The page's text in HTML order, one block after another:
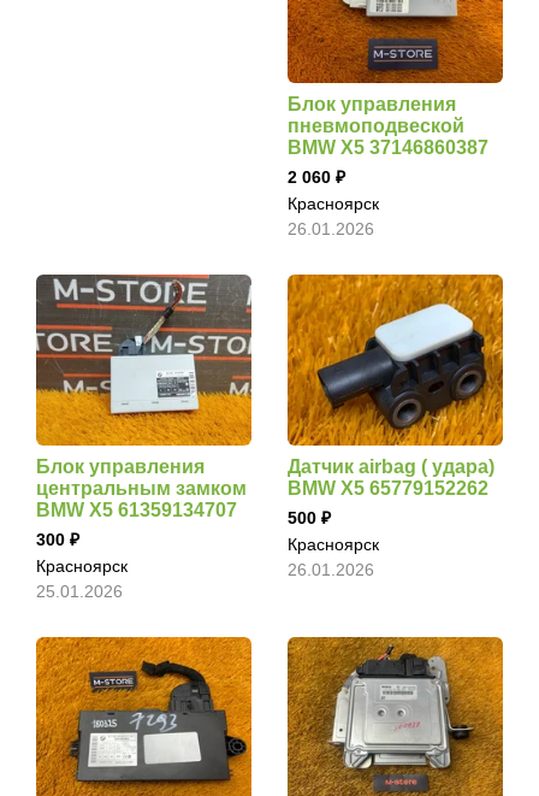
Блок управления
пневмоподвеской
BMW X5 37146860387
2 060
Красноярск
26.01.2026
Блок управления
центральным замком
BMW X5 61359134707
300
Красноярск
25.01.2026
Датчик airbag ( удара)
BMW X5 65779152262
500
Красноярск
26.01.2026